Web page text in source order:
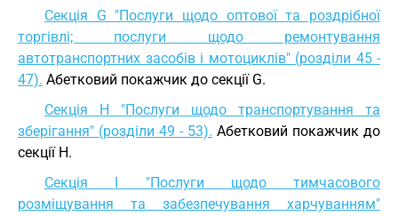
Секція G "Послуги щодо оптової та роздрібної
торгівлі; послуги щодо ремонтування
автотранспортних засобів і мотоциклів" (розділи 45 -
47). Абетковий покажчик до секції G.
Секція H "Послуги щодо транспортування та
зберігання" (розділи 49 - 53). Абетковий покажчик до
секції H.
Секція I "Послуги щодо тимчасового
розміщування та забезпечування харчуванням"